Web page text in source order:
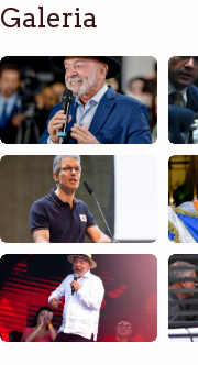
Galeria